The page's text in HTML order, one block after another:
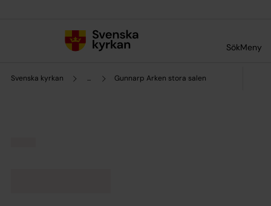
SökMeny
Svenska kyrkan ... Gunnarp Arken stora salen